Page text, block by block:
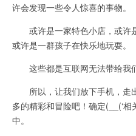
许会发现一些令人惊喜的事物。
或许是一家特色小店，或许
或许是一群孩子在快乐地玩耍。
这些都是互联网无法带给我们
所以，让我们放下手机，走
多的精彩和冒险吧！确定(__(‘
中。